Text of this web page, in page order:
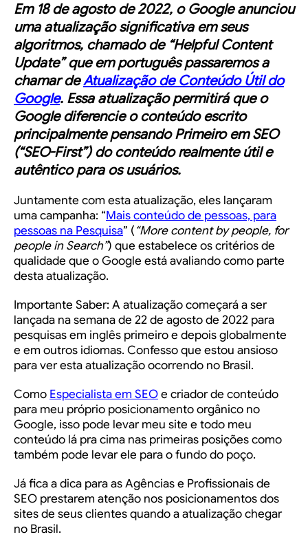
Em 18 de agosto de 2022, o Google anunciou
uma atualização significativa em seus
algoritmos, chamado de “Helpful Content
Update” que em português passaremos a
chamar deAtualização de Conteúdo Útil do
Google. Essa atualização permitirá que o
Google diferencie o conteúdo escrito
principalmente pensandoPrimeiro em SEO
(“SEO-First”) do conteúdo realmente útil e
autêntico para os usuários.
Juntamente com esta atualização, eles lançaram
uma campanha: “Mais conteúdo de pessoas, para
pessoas na Pesquisa” (“More content by people, for
people in Search”) que estabelece os critérios de
qualidade que o Google está avaliando como parte
desta atualização.
Importante Saber:A atualização começará a ser
lançada na semana de 22 de agosto de 2022 para
pesquisas em inglês primeiro e depois globalmente
e em outros idiomas. Confesso que estou ansioso
para ver esta atualização ocorrendo no Brasil.
Como Especialista em SEOe criador de conteúdo
para meu próprio posicionamento orgânico no
Google, isso pode levar meu site e todo meu
conteúdo lá pra cima nas primeiras posições como
também pode levar ele para o fundo do poço.
Já fica a dica para as Agências e Profissionais de
SEO prestarem atenção nos posicionamentos dos
sites de seus clientes quando a atualização chegar
no Brasil.